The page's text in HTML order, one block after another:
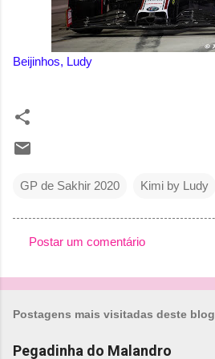
Beijinhos, Ludy
GP de Sakhir 2020 Kimi by Ludy
o
n
Postar um comentário
Postagens mais visitadas deste blog
Pegadinha do Malandro